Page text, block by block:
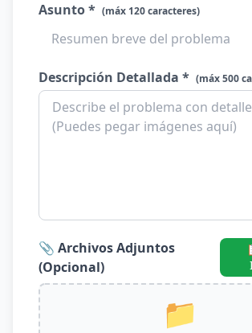
Asunto * (máx 120 caracteres)
Descripción Detallada * (máx 500
📎 Archivos Adjuntos
(Opcional)
📁